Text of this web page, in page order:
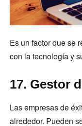
Es un factor que se
con la tecnología y
17. Gestor
Las empresas de
alrededor. Pueden